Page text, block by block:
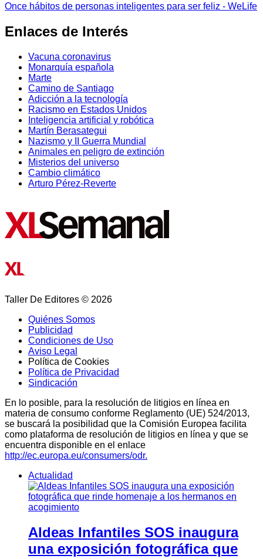
Once hábitos de personas inteligentes para ser feliz - WeLife
Enlaces de Interés
Vacuna coronavirus
Monarquía española
Marte
Camino de Santiago
Adicción a la tecnología
Racismo en Estados Unidos
Inteligencia artificial y robótica
Martín Berasategui
Nazismo y II Guerra Mundial
Animales en peligro de extinción
Misterios del universo
Cambio climático
Arturo Pérez-Reverte
Taller De Editores © 2026
Quiénes Somos
Publicidad
Condiciones de Uso
Aviso Legal
Política de Cookies
Política de Privacidad
Sindicación
En lo posible, para la resolución de litigios en línea en
materia de consumo conforme Reglamento (UE) 524/2013,
se buscará la posibilidad que la Comisión Europea facilita
como plataforma de resolución de litigios en línea y que se
encuentra disponible en el enlace
http://ec.europa.eu/consumers/odr.
Actualidad
Aldeas Infantiles SOS inaugura
una exposición fotográfica que